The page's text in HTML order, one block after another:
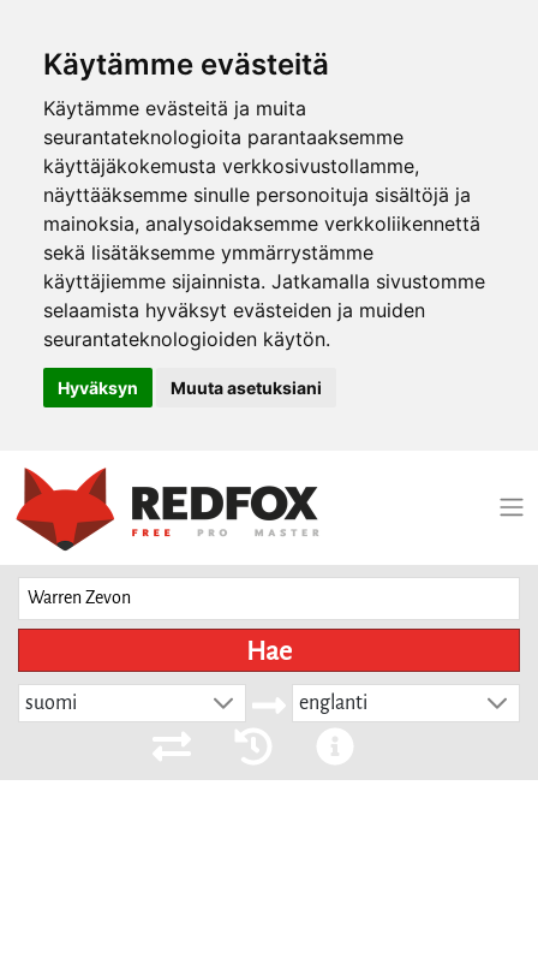
Käytämme evästeitä
Käytämme evästeitä ja muita
seurantateknologioita parantaaksemme
käyttäjäkokemusta verkkosivustollamme,
näyttääksemme sinulle personoituja sisältöjä ja
mainoksia, analysoidaksemme verkkoliikennettä
sekä lisätäksemme ymmärrystämme
käyttäjiemme sijainnista. Jatkamalla sivustomme
selaamista hyväksyt evästeiden ja muiden
seurantateknologioiden käytön.
Hyväksyn Muuta asetuksiani
Hae
suomi englanti